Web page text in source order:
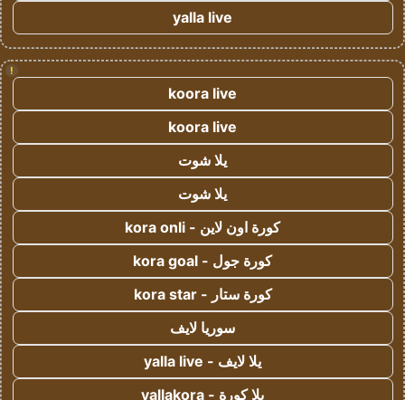
yalla live
!
koora live
koora live
يلا شوت
يلا شوت
كورة اون لاين - kora onli
كورة جول - kora goal
كورة ستار - kora star
سوريا لايف
يلا لايف - yalla live
يلا كورة - yallakora